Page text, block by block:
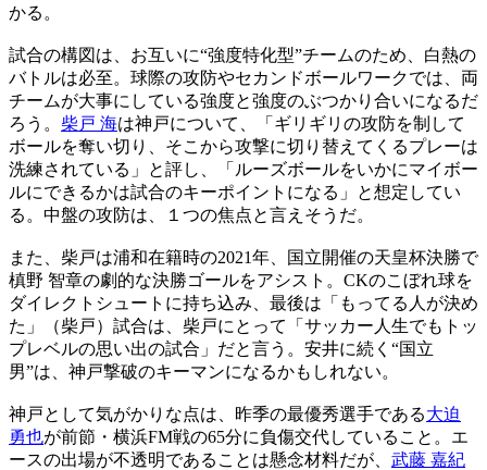
かる。
試合の構図は、お互いに“強度特化型”チームのため、白熱の
バトルは必至。球際の攻防やセカンドボールワークでは、両
チームが大事にしている強度と強度のぶつかり合いになるだ
ろう。 柴戸 海は神戸について、「ギリギリの攻防を制して
ボールを奪い切り、そこから攻撃に切り替えてくるプレーは
洗練されている」と評し、「ルーズボールをいかにマイボー
ルにできるかは試合のキーポイントになる」と想定してい
る。中盤の攻防は、１つの焦点と言えそうだ。
また、柴戸は浦和在籍時の2021年、国立開催の天皇杯決勝で
槙野 智章の劇的な決勝ゴールをアシスト。CKのこぼれ球を
ダイレクトシュートに持ち込み、最後は「もってる人が決め
た」（柴戸）試合は、柴戸にとって「サッカー人生でもトッ
プレベルの思い出の試合」だと言う。安井に続く“国立
男”は、神戸撃破のキーマンになるかもしれない。
神戸として気がかりな点は、昨季の最優秀選手である大迫
勇也が前節・横浜FM戦の65分に負傷交代していること。エ
ースの出場が不透明であることは懸念材料だが、 武藤 嘉紀